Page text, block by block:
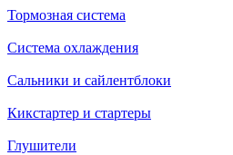
Тормозная система
Система охлаждения
Сальники и сайлентблоки
Кикстартер и стартеры
Глушители